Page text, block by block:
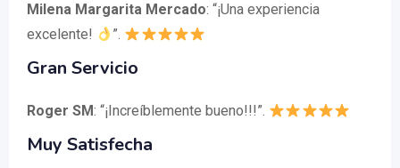
Milena Margarita Mercado: “¡Una experiencia
excelente!
”.
Gran Servicio
Roger SM: “¡Increíblemente bueno!!!”.
Muy Satisfecha